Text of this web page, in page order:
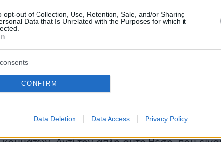
opt-out of Collection, Use, Retention, Sale, and/or Sharing
Data that Is Unrelated with the Purposes for which it
CONFIRM
Data Deletion Data Access Privacy Policy
κάποιος μια σωστή απόφαση είναι, σύμφωνα
η βιασύνη και η οργή. Η πρώτη
τη στενοκεφαλιά.
τελευταίες ημέρες το ξανασκέφτηκαν και το
Θα περιμένουμε να καθήσει ο
είπαν -και ορθώς- να φύγουν τα «μέλια»